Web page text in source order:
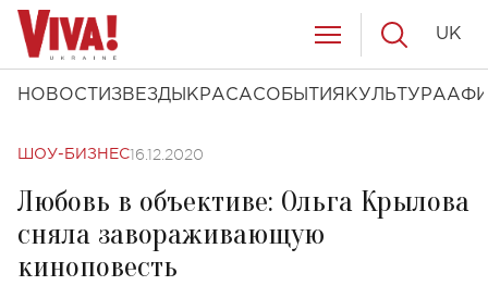
НОВОСТИ ЗВЕЗДЫ КРАСАСОБЫТИЯ КУЛЬТУРА
UK
ШОУ-БИЗНЕС16.12.2020
Любовь в объективе: Ольга Крылова
сняла завораживающую
киноповесть